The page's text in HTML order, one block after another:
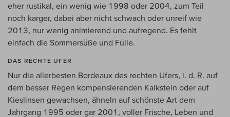
eher rustikal, ein wenig wie 1998 oder 2004, zum Teil
noch karger, dabei aber nicht schwach oder unreif wie
2013, nur wenig animierend und aufregend. Es fehlt
einfach die Sommersüße und Fülle.
DAS RECHTE UFER
Nur die allerbesten Bordeaux des rechten Ufers, i. d. R. auf
dem besser Regen kompensierenden Kalkstein oder auf
Kieslinsen gewachsen, ähneln auf schönste Art dem
Jahrgang 1995 oder gar 2001, voller Frische, Leben und